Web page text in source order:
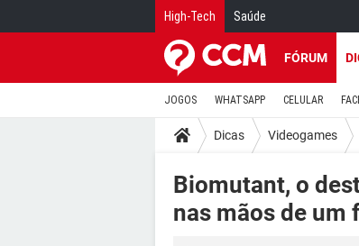
High-Tech Saúde
FÓRUM
JOGOS WHATSAPP CELULAR
Dicas Videogames
Biomutant, o
nas mãos de um